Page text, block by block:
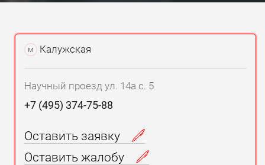
м Калужская
Научный проезд ул. 14а с. 5
+7 (495) 374-75-88
Оставить заявку
Оставить жалобу